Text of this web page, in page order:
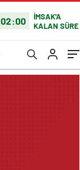
02:00
İMSAK'A
KALAN SÜRE